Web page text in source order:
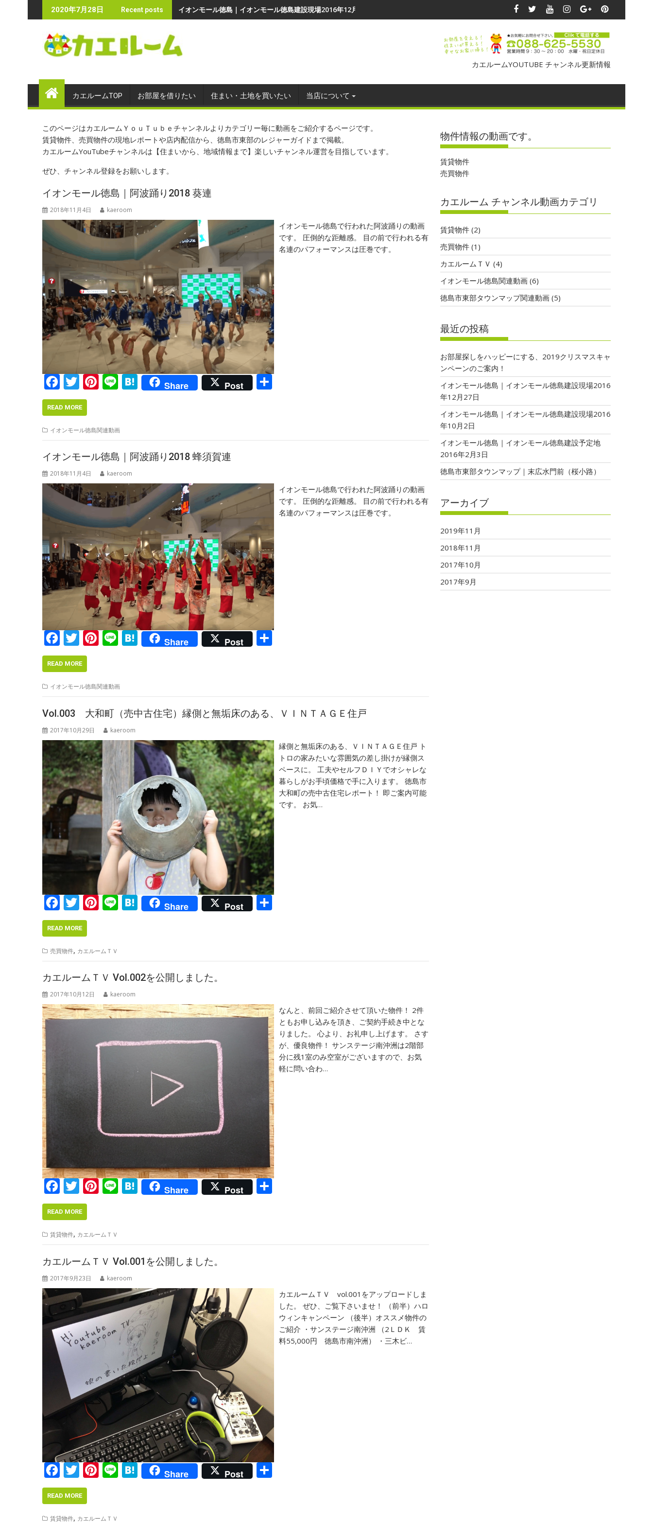
to
2020年7月28日 Recent posts イオンモール徳島｜イオンモール徳島建設現場2016年12月27日
カエルームYOUTUBE チャンネル更新情報
カエルームTOP お部屋を借りたい 住まい・土地を買いたい 当店について
このページはカエルームＹｏｕＴｕｂｅチャンネルよりカテゴリー毎に動画をご紹介するページです。
賃貸物件、売買物件の現地レポートや店内配信から、徳島市東部のレジャーガイドまで掲載。
カエルームYouTubeチャンネルは【住まいから、地域情報まで】楽しいチャンネル運営を目指しています。
ぜひ、チャンネル登録をお願いします。
イオンモール徳島｜阿波踊り2018 葵連
2018年11月4日 kaeroom
イオンモール徳島で行われた阿波踊りの動画
です。 圧倒的な距離感。 目の前で行われる有
名連のパフォーマンスは圧巻です。
F
ac
e
b
o
o
k
T
w
itt
er
Pi
e
st
Li H
at
a
Share Post
READ MORE
イオンモール徳島関連動画
イオンモール徳島｜阿波踊り2018 蜂須賀連
2018年11月4日 kaeroom
イオンモール徳島で行われた阿波踊りの動画
です。 圧倒的な距離感。 目の前で行われる有
名連のパフォーマンスは圧巻です。
F
ac
e
b
o
o
k
T
w
itt
er
Pi
e
st
Li H
at
a
Share Post
READ MORE
イオンモール徳島関連動画
Vol.003 大和町（売中古住宅）縁側と無垢床のある、ＶＩＮＴＡＧＥ住戸
2017年10月29日 kaeroom
縁側と無垢床のある、ＶＩＮＴＡＧＥ住戸 ト
トロの家みたいな雰囲気の差し掛けが縁側ス
ペースに。 工夫やセルフＤＩＹでオシャレな
暮らしがお手頃価格で手に入ります。 徳島市
大和町の売中古住宅レポート！ 即ご案内可能
です。 お気…
F
ac
e
b
o
o
k
T
w
itt
er
Pi
e
st
Li H
at
a
Share Post
READ MORE
売買物件, カエルームＴＶ
カエルームＴＶ Vol.002を公開しました。
2017年10月12日 kaeroom
なんと、前回ご紹介させて頂いた物件！ 2件
ともお申し込みを頂き、ご契約手続き中とな
りました。 心より、お礼申し上げます。 さす
が、優良物件！ サンステージ南沖洲は2階部
分に残1室のみ空室がございますので、お気
軽に問い合わ…
F
ac
e
b
o
o
k
T
w
itt
er
Pi
e
st
Li H
at
a
Share Post
READ MORE
賃貸物件, カエルームＴＶ
カエルームＴＶ Vol.001を公開しました。
2017年9月23日 kaeroom
カエルームＴＶ vol.001をアップロードしま
した。 ぜひ、ご覧下さいませ！ （前半）ハロ
ウィンキャンペーン （後半）オススメ物件の
ご紹介 ・サンステージ南沖洲 （2ＬＤＫ 賃
料55,000円 徳島市南沖洲） ・三木ビ…
F
ac
e
b
T
w
itt
er
Pi
e
Li H
at
Share Post
READ MORE
賃貸物件, カエルームＴＶ
物件情報の動画です。
賃貸物件
売買物件
カエルーム チャンネル動画カテゴリ
賃貸物件 (2)
売買物件 (1)
カエルームＴＶ (4)
イオンモール徳島関連動画 (6)
徳島市東部タウンマップ関連動画 (5)
最近の投稿
お部屋探しをハッピーにする、2019クリスマスキャ
ンペーンのご案内！
イオンモール徳島｜イオンモール徳島建設現場2016
年12月27日
イオンモール徳島｜イオンモール徳島建設現場2016
年10月2日
イオンモール徳島｜イオンモール徳島建設予定地
2016年2月3日
徳島市東部タウンマップ｜末広水門前（桜小路）
アーカイブ
2019年11月
2018年11月
2017年10月
2017年9月